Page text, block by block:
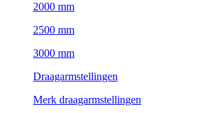
2000 mm
2500 mm
3000 mm
Draagarmstellingen
Merk draagarmstellingen